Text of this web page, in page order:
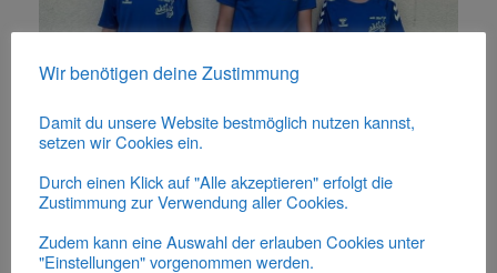
Wir benötigen deine Zustimmung
Damit du unsere Website bestmöglich nutzen kannst,
setzen wir Cookies ein.
Durch einen Klick auf "Alle akzeptieren" erfolgt die
Zustimmung zur Verwendung aller Cookies.
Zudem kann eine Auswahl der erlauben Cookies unter
"Einstellungen" vorgenommen werden.